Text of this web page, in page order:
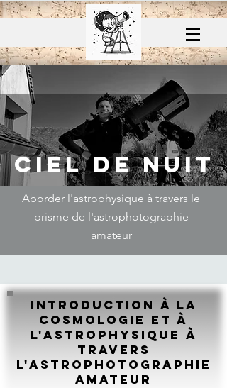
CIEL DE NUIT
Aborder l'astrophysique à travers le
prisme de l'astrophotographie
amateur
Introduction à la
cosmologie et à
l'astrophysique à
travers
l'astrophotographie
amateur